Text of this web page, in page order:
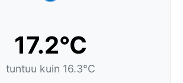
17.2°C
tuntuu kuin 16.3°C